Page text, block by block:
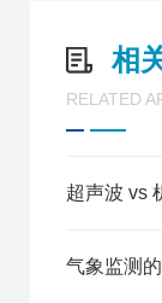
相
RELATED
气象监测